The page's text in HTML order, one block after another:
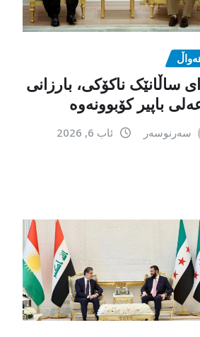
ساڵانێک ناکۆکی، بارزانی
باپیر کۆبوونەوە
سەرنوسەر ئاب 6, 2026